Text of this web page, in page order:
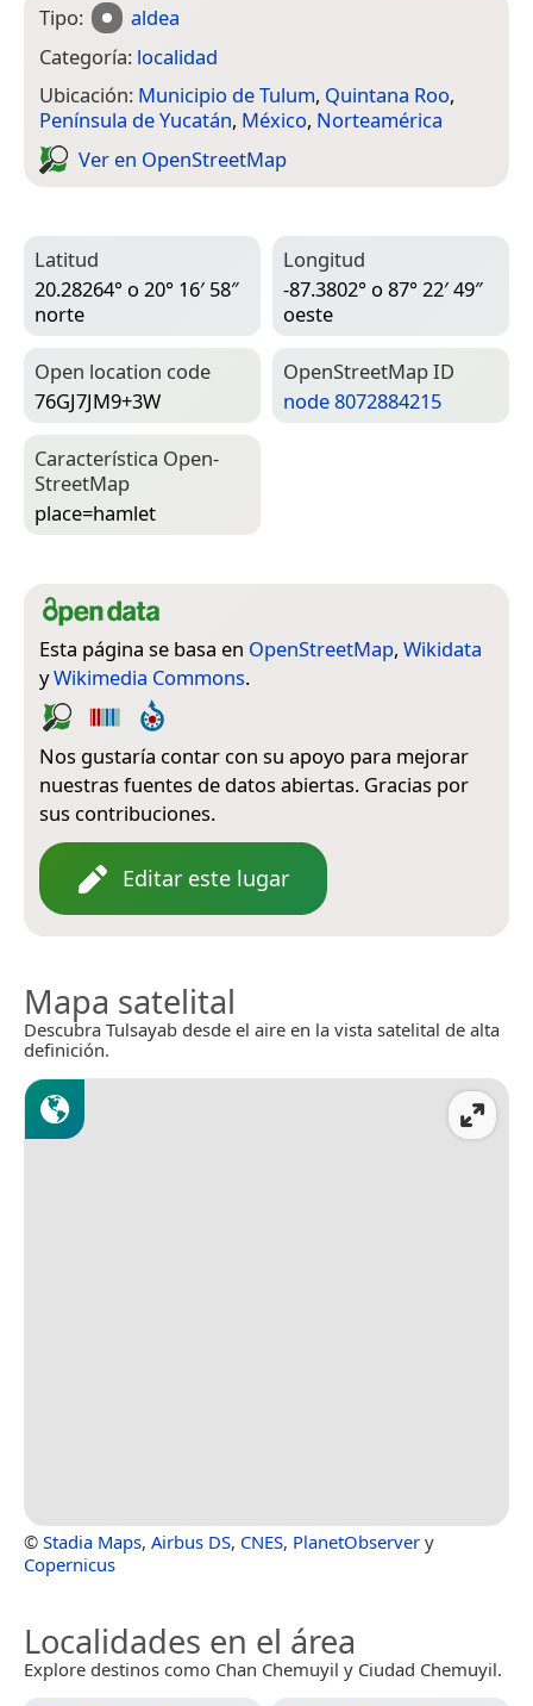
Tipo:
aldea
Categoría: localidad
Ubicación: Municipio de Tulum, Quintana Roo,
Península de Yucatán, México, Norteamérica
Ver en Open­Street­Map
Latitud
20.28264° o 20° 16′ 58″
norte
Longitud
-87.3802° o 87° 22′ 49″
oeste
Open location code
76GJ7JM9+3W
Open­Street­Map ID
node 8072884215
Característica Open­
Street­Map
place=­hamlet
Esta página se basa en OpenStreetMap, Wikidata
yWikimedia Commons.
Nos gustaría contar con su apoyo para mejorar
nuestras fuentes de datos abiertas. Gracias por
sus contribuciones.
Editar este lugar
Mapa satelital
Descubra Tulsayab desde el aire en la vista satelital de alta
definición.
© Stadia Maps, Airbus DS, CNES, PlanetObserver y
Copernicus
Localidades en el área
Explore destinos como Chan Chemuyil y Ciudad Chemuyil.